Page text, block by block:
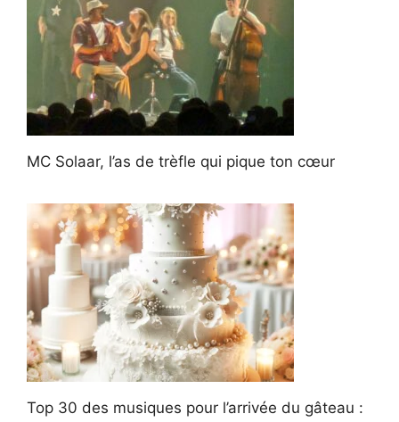
MC Solaar, l’as de trèfle qui pique ton cœur
Top 30 des musiques pour l’arrivée du gâteau :